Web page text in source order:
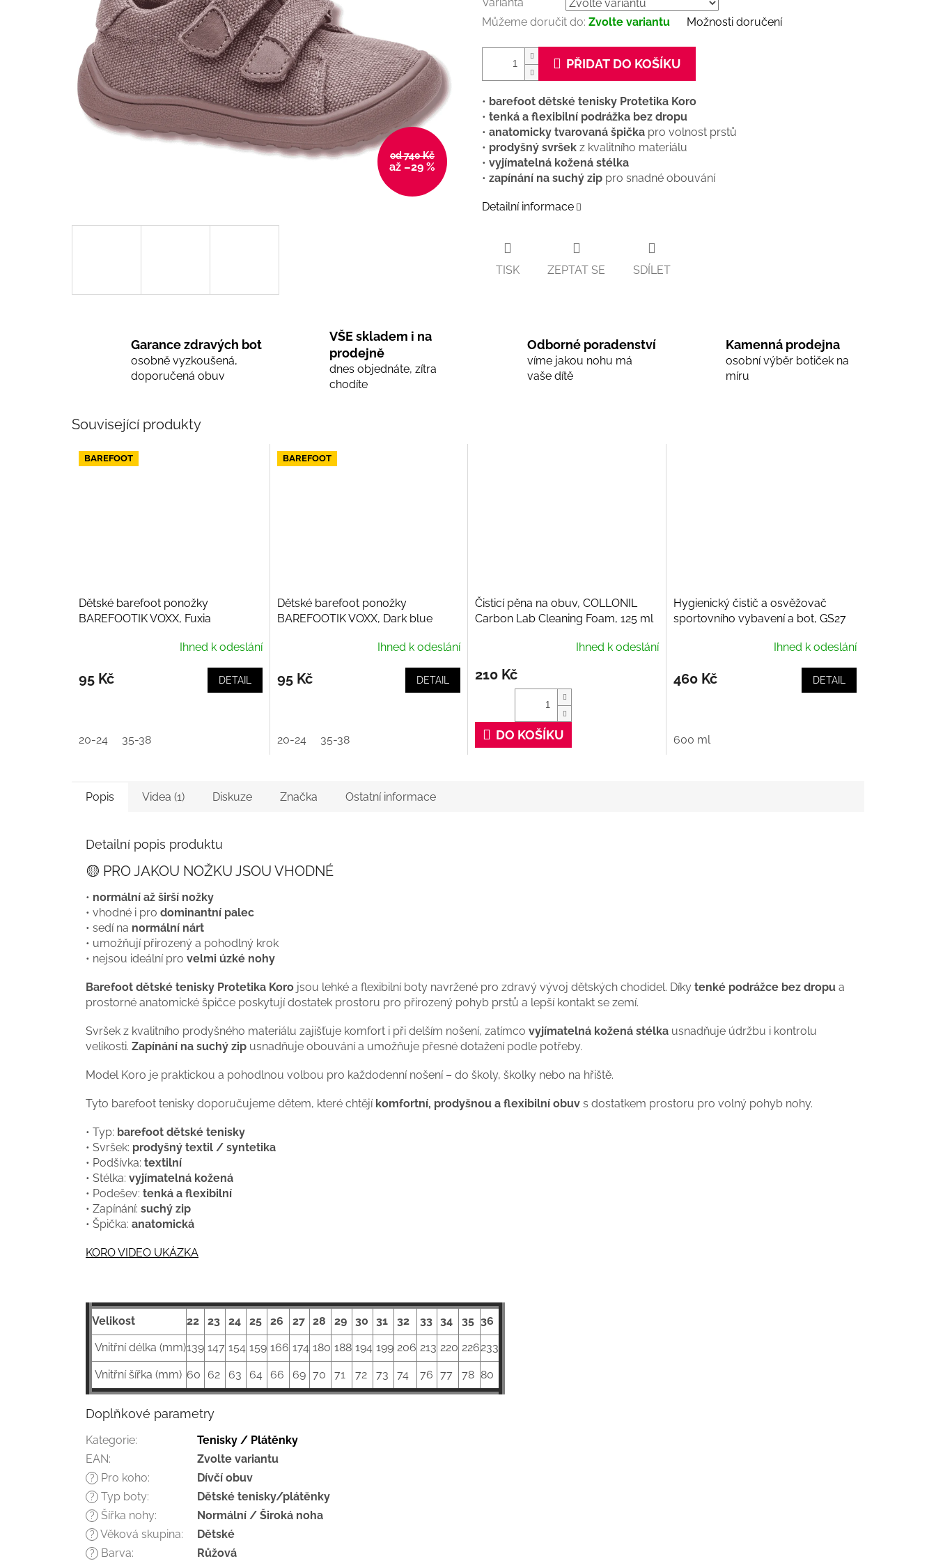
od 740 Kč
až –29 %
Varianta
Můžeme doručit do: Zvolte variantu Možnosti doručení
PŘIDAT DO KOŠÍKU
• barefoot dětské tenisky Protetika Koro
• tenká a flexibilní podrážka bez dropu
• anatomicky tvarovaná špička pro volnost prstů
• prodyšný svršek z kvalitního materiálu
• vyjímatelná kožená stélka
• zapínání na suchý zip pro snadné obouvání
Detailní informace
TISK ZEPTAT SE SDÍLET
Garance zdravých bot
osobně vyzkoušená,
doporučená obuv
VŠE skladem i na
prodejně
dnes objednáte, zítra
chodíte
Odborné poradenství
víme jakou nohu má
vaše dítě
Kamenná prodejna
osobní výběr botiček na
míru
Související produkty
BAREFOOT
Dětské barefoot ponožky
BAREFOOTIK VOXX, Fuxia
Ihned k odeslání
95 Kč DETAIL
20-24 35-38
BAREFOOT
Dětské barefoot ponožky
BAREFOOTIK VOXX, Dark blue
Ihned k odeslání
95 Kč DETAIL
20-24 35-38
Čisticí pěna na obuv, COLLONIL
Carbon Lab Cleaning Foam, 125 ml
Ihned k odeslání
210 Kč
DO KOŠÍKU
Hygienický čistič a osvěžovač
sportovního vybavení a bot, GS27
Ihned k odeslání
460 Kč DETAIL
600 ml
Popis Videa (1) Diskuze Značka Ostatní informace
Detailní popis produktu
🟡 PRO JAKOU NOŽKU JSOU VHODNÉ
• normální až širší nožky
• vhodné i pro dominantní palec
• sedí na normální nárt
• umožňují přirozený a pohodlný krok
• nejsou ideální pro velmi úzké nohy
Barefoot dětské tenisky Protetika Koro jsou lehké a flexibilní boty navržené pro zdravý vývoj dětských chodidel. Díky tenké podrážce bez dropu a
prostorné anatomické špičce poskytují dostatek prostoru pro přirozený pohyb prstů a lepší kontakt se zemí.
Svršek z kvalitního prodyšného materiálu zajišťuje komfort i při delším nošení, zatímco vyjímatelná kožená stélka usnadňuje údržbu i kontrolu
velikosti. Zapínání na suchý zip usnadňuje obouvání a umožňuje přesné dotažení podle potřeby.
Model Koro je praktickou a pohodlnou volbou pro každodenní nošení – do školy, školky nebo na hřiště.
Tyto barefoot tenisky doporučujeme dětem, které chtějí komfortní, prodyšnou a flexibilní obuv s dostatkem prostoru pro volný pohyb nohy.
• Typ: barefoot dětské tenisky
• Svršek: prodyšný textil / syntetika
• Podšívka: textilní
• Stélka: vyjímatelná kožená
• Podešev: tenká a flexibilní
• Zapínání: suchý zip
• Špička: anatomická
KORO VIDEO UKÁZKA
Velikost 22 23 24 25 26 27 28 29 30 31 32 33 34 35 36
Vnitřní délka (mm)139 147 154 159 166 174 180 188 194 199 206 213 220 226233
Vnitřní šířka (mm) 60 62 63 64 66 69 70 71 72 73 74 76 77 78 80
Doplňkové parametry
Kategorie:
Tenisky / Plátěnky
EAN: Zvolte variantu
? Pro koho: Dívčí obuv
? Typ boty: Dětské tenisky/plátěnky
? Šířka nohy: Normální / Široká noha
? Věková skupina: Dětské
? Barva: Růžová